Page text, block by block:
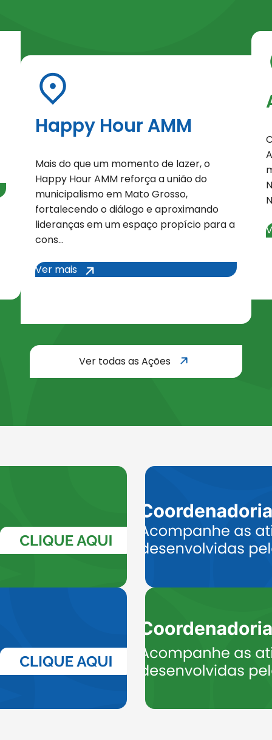
Happy Hour AMM
Mais do que um momento de lazer, o
Happy Hour AMM reforça a união do
municipalismo em Mato Grosso,
fortalecendo o diálogo e aproximando
lideranças em um espaço propício para a
cons…
Ver maisVer mais
Ver todas as Ações todas as